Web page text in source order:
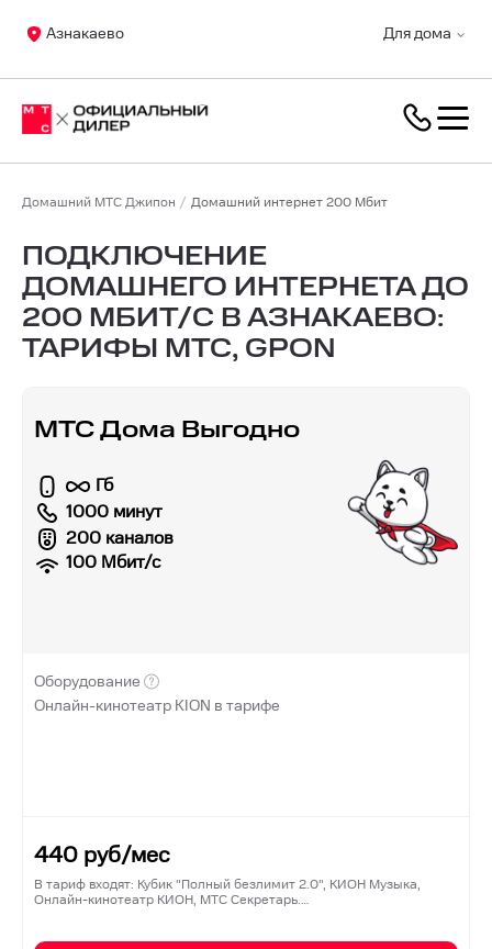
Для дома
Азнакаево
Домашний МТС Джипон Домашний интернет 200 Мбит
ПОДКЛЮЧЕНИЕ
ДОМАШНЕГО ИНТЕРНЕТА ДО
200 МБИТ/С В АЗНАКАЕВО:
ТАРИФЫ МТС, GPON
МТС Дома Выгодно
Гб
1000 минут
200 каналов
100 Мбит/с
Оборудование
Онлайн-кинотеатр KION в тарифе
440 руб/мес
В тариф входят: Кубик "Полный безлимит 2.0", КИОН Музыка,
Онлайн-кинотеатр КИОН, МТС Секретарь.…